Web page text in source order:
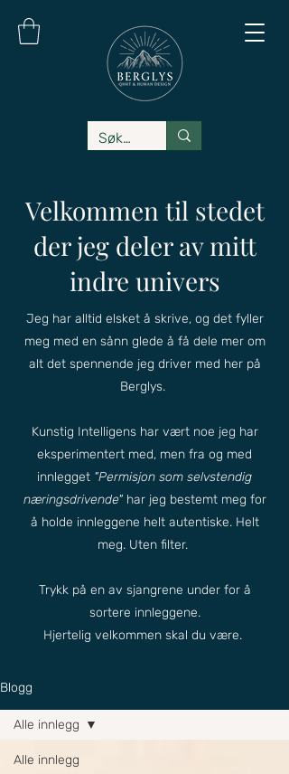
Velkommen til stedet
der jeg deler av mitt
indre univers
Jeg har alltid elsket å skrive, og det fyller
meg med en sånn glede å få dele mer om
alt det spennende jeg driver med her på
Berglys.
Kunstig Intelligens har vært noe jeg har
eksperimentert med, men fra og med
innlegget "Permisjon som selvstendig
næringsdrivende"har jeg bestemt meg for
å holde innleggene helt autentiske. Helt
meg. Uten filter.
Trykk på en av sjangrene under for å
sortere innleggene.
Hjertelig velkommen skal du være.
Blogg
Alle innlegg
Alle innlegg